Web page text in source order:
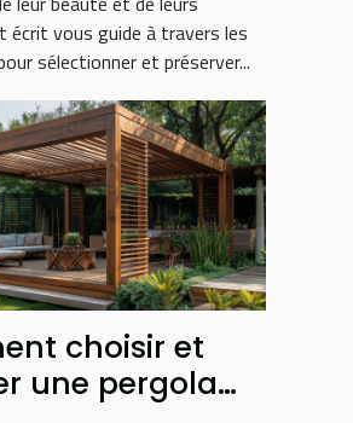
écrit vous guide à travers les
sélectionner et préserver...
choisir et
une pergola